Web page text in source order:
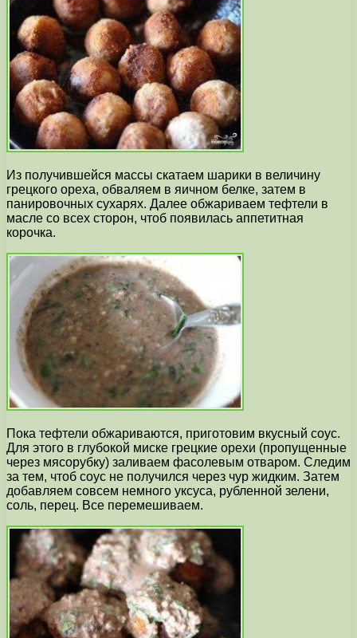
Из получившейся массы скатаем шарики в величину
грецкого ореха, обваляем в яичном белке, затем в
панировочных сухарях. Далее обжариваем тефтели в
масле со всех сторон, чтоб появилась аппетитная
корочка.
Пока тефтели обжариваются, приготовим вкусный соус.
Для этого в глубокой миске грецкие орехи (пропущенные
через мясорубку) заливаем фасолевым отваром. Следим
за тем, чтоб соус не получился через чур жидким. Затем
добавляем совсем немного уксуса, рубленной зелени,
соль, перец. Все перемешиваем.